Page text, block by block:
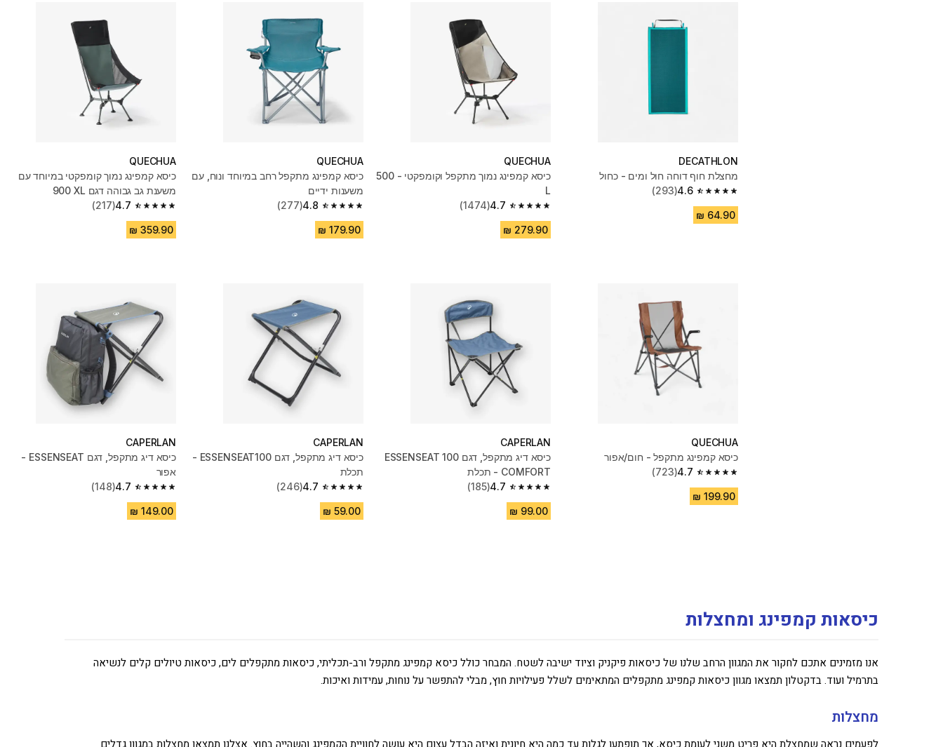
DECATHLON
מחצלת חוף דוחה חול ומים - כחול
4.6
4.6 out of 5 stars from 293 reviews
(293)
QUECHUA
כיסא קמפינג נמוך מתקפל וקומפקטי - 500
L
4.7
4.7 out of 5 stars from 1474 reviews
(1474)
QUECHUA
כיסא קמפינג מתקפל רחב במיוחד ונוח, עם
משענות ידיים
4.8
4.8 out of 5 stars from 277 reviews
(277)
QUECHUA
כיסא קמפינג נמוך קומפקטי במיוחד עם
משענת גב גבוהה דגם 900‎ XL
4.7
4.7 out of 5 stars from 217 reviews
(217)
QUECHUA
כיסא קמפינג מתקפל - חום/אפור
4.7
4.7 out of 5 stars from 723 reviews
(723)
CAPERLAN
כיסא דיג מתקפל, דגם ESSENSEAT 100
COMFORT - תכלת
4.7
4.7 out of 5 stars from 185 reviews
(185)
CAPERLAN
כיסא דיג מתקפל, דגם ESSENSEAT100 -
תכלת
4.7
4.7 out of 5 stars from 246 reviews
(246)
CAPERLAN
כיסא דיג מתקפל, דגם ESSENSEAT -
אפור
4.7
4.7 out of 5 stars from 148 reviews
(148)
כיסאות קמפינג ומחצלות
אנו מזמינים אתכם לחקור את המגוון הרחב שלנו של כיסאות פיקניק וציוד ישיבה לשטח. המבחר כולל כיסא קמפינג מתקפל ורב-תכליתי, כיסאות מתקפלים לים, כיסאות טיולים קלים לנשיאה
בתרמיל ועוד. בדקטלון תמצאו מגוון כיסאות קמפינג מתקפלים המתאימים לשלל פעילויות חוץ, מבלי להתפשר על נוחות, עמידות ואיכות.
מחצלות